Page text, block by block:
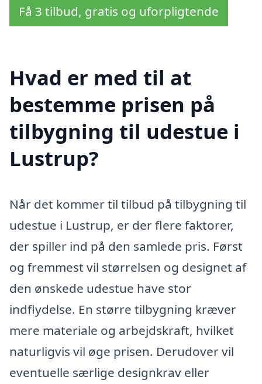
Få 3 tilbud, gratis og uforpligtende
Hvad er med til at
bestemme prisen på
tilbygning til udestue i
Lustrup?
Når det kommer til tilbud på tilbygning til
udestue i Lustrup, er der flere faktorer,
der spiller ind på den samlede pris. Først
og fremmest vil størrelsen og designet af
den ønskede udestue have stor
indflydelse. En større tilbygning kræver
mere materiale og arbejdskraft, hvilket
naturligvis vil øge prisen. Derudover vil
eventuelle særlige designkrav eller